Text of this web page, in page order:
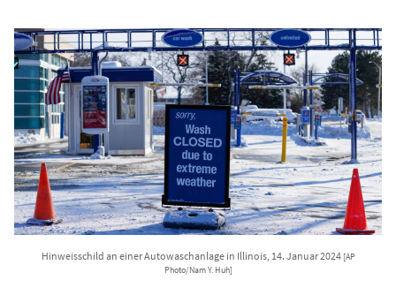
Hinweisschild an einer Autowaschanlage in Illinois, 14. Januar 2024 [AP
Photo/Nam Y. Huh]